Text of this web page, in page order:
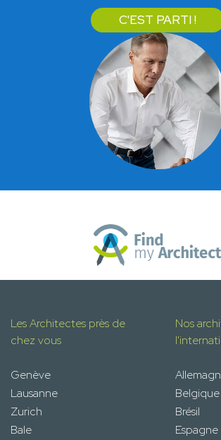
C'EST PARTI !
Les Architectes près de
chez vous
Genève
Lausanne
Zurich
Bale
Nos
Belgique
Brésil
Espagne